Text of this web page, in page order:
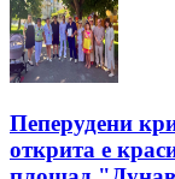
Пеперудени
открита е